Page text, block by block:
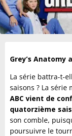
Grey’s Anatomy
La série battra-t-
saisons ? La série
ABC vient de
quatorzième
son comble,
poursuivre le